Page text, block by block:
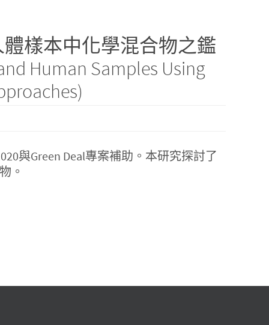
樣本中化學混合物之鑑
Human Samples Using
與Green Deal專案補助。本研究探討了
。